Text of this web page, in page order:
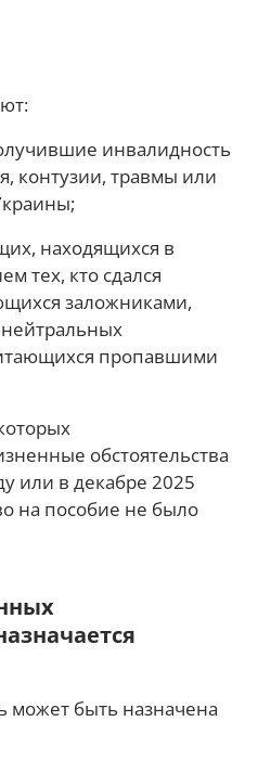
инвалидность
контузии, травмы или
находящихся в
тех, кто сдался
заложниками,
пропавшими
обстоятельства
или в декабре 2025
на пособие не было
быть назначена